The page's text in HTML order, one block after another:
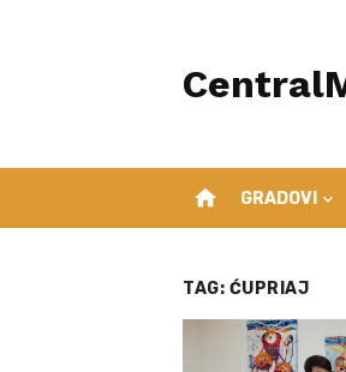
home GRADOVI
TAG: ĆUPRIAJ